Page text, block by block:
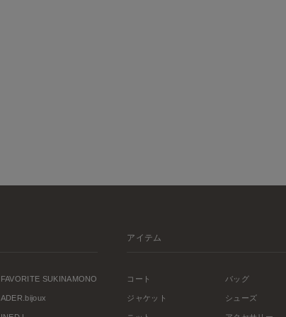
FAVORITE SUKINAMONO
ADER.bijoux
アイテム
コート
ジャケット
バッグ
シューズ